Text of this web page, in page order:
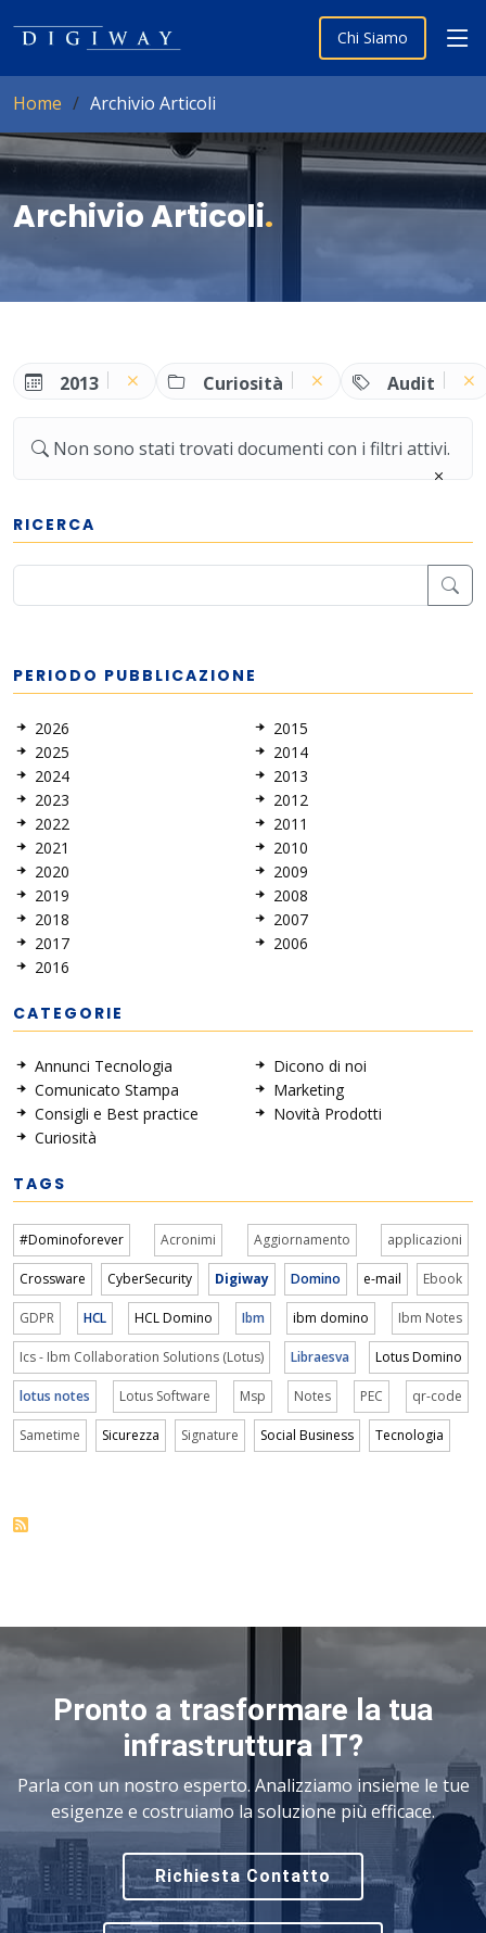
Chi Siamo
Home Archivio Articoli
Archivio Articoli.
2013 Curiosità Audit
Non sono stati trovati documenti con i filtri attivi.
RICERCA
PERIODO PUBBLICAZIONE
2026
2025
2024
2023
2022
2021
2020
2019
2018
2017
2016
2015
2014
2013
2012
2011
2010
2009
2008
2007
2006
CATEGORIE
Annunci Tecnologia
Comunicato Stampa
Consigli e Best practice
Curiosità
Dicono di noi
Marketing
Novità Prodotti
TAGS
#Dominoforever Acronimi Aggiornamento applicazioni
Crossware CyberSecurity Digiway Domino e-mail Ebook
GDPR HCL HCL Domino Ibm ibm domino Ibm Notes
Ics - Ibm Collaboration Solutions (Lotus) Libraesva Lotus Domino
lotus notes Lotus Software Msp Notes PEC qr-code
Sametime Sicurezza Signature Social Business Tecnologia
Pronto a trasformare la tua
infrastruttura IT?
Parla con un nostro esperto. Analizziamo insieme le tue
esigenze e costruiamo la soluzione più efficace.
Richiesta Contatto